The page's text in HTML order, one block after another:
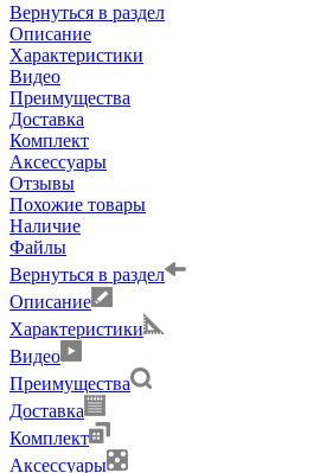
Вернуться в раздел
Описание
Характеристики
Видео
Преимущества
Доставка
Комплект
Аксессуары
Отзывы
Похожие товары
Наличие
Файлы
Вернуться в раздел
Описание
Характеристики
Видео
Преимущества
Доставка
Комплект
Аксессуары